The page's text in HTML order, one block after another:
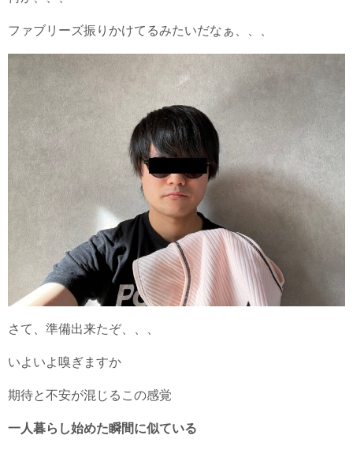
ファブリーズ振りかけてるみたいだなぁ、、、
さて、準備出来たぞ、、、
いよいよ嗅ぎますか
期待と不安が混じるこの感覚
一人暮らし始めた瞬間に似ている